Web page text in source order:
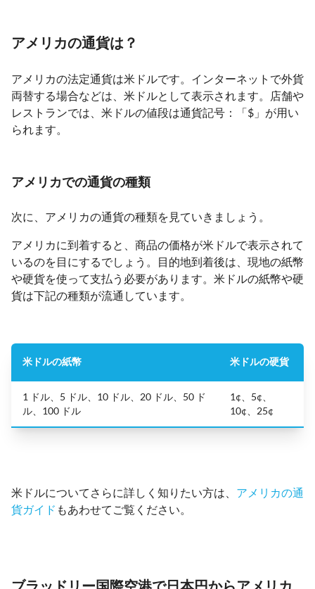
アメリカの通貨は？
アメリカの法定通貨は米ドルです。インターネットで外貨
両替する場合などは、米ドルとして表示されます。店舗や
レストランでは、米ドルの値段は通貨記号：「$」が用い
られます。
アメリカでの通貨の種類
次に、アメリカの通貨の種類を見ていきましょう。
アメリカに到着すると、商品の価格が米ドルで表示されて
いるのを目にするでしょう。目的地到着後は、現地の紙幣
や硬貨を使って支払う必要があります。米ドルの紙幣や硬
貨は下記の種類が流通しています。
米ドルの紙幣 米ドルの硬貨
1 ドル、5 ドル、10 ドル、20 ドル、50 ド
ル、100 ドル
1¢、5¢、
10¢、25¢
米ドルについてさらに詳しく知りたい方は、 アメリカの通
貨ガイド もあわせてご覧ください。
ブラッドリー国際空港で日本円からアメリカ